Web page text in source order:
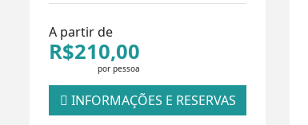
A partir de
R$210,00
por pessoa
INFORMAÇÕES E RESERVAS